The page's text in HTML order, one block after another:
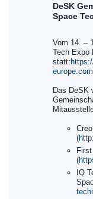
DeSK
Space
Vom 14. –
Tech Expo
statt:
europe.com
Das DeSK
(
(
IQ